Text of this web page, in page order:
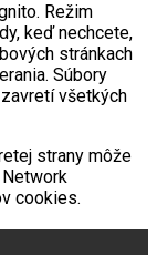
Režim
keď nechcete,
stránkach
Súbory
všetkých
strany môže
cookies.